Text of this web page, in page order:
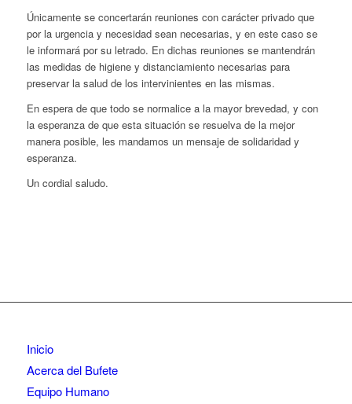
Únicamente se concertarán reuniones con carácter privado que
por la urgencia y necesidad sean necesarias, y en este caso se
le informará por su letrado. En dichas reuniones se mantendrán
las medidas de higiene y distanciamiento necesarias para
preservar la salud de los intervinientes en las mismas.
En espera de que todo se normalice a la mayor brevedad, y con
la esperanza de que esta situación se resuelva de la mejor
manera posible, les mandamos un mensaje de solidaridad y
esperanza.
Un cordial saludo.
Inicio
Acerca del Bufete
Equipo Humano